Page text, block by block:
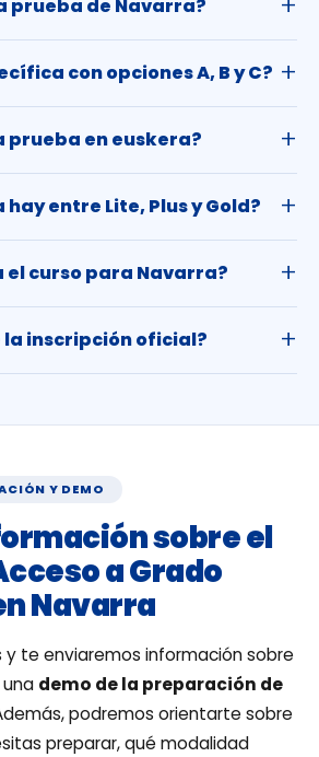
prueba de Navarra?
con opciones A, B y C?
prueba en euskera?
entre Lite, Plus y Gold?
el curso para Navarra?
la inscripción oficial?
Y DEMO
sobre el
a Grado
Navarra
te enviaremos información sobre
demo de la preparación de
podremos orientarte sobre
preparar, qué modalidad